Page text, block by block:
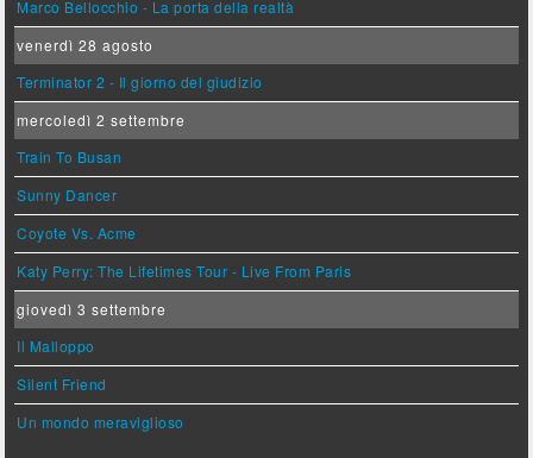
Marco Bellocchio - La porta della realtà
venerdì 28 agosto
Terminator 2 - Il giorno del giudizio
mercoledì 2 settembre
Train To Busan
Sunny Dancer
Coyote Vs. Acme
Katy Perry: The Lifetimes Tour - Live From Paris
giovedì 3 settembre
Il Malloppo
Silent Friend
Un mondo meraviglioso